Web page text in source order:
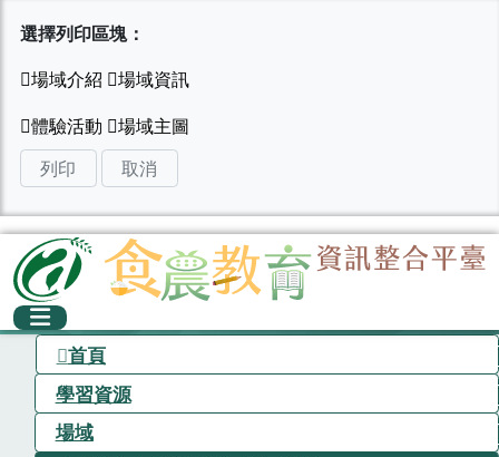
選擇列印區塊：
列印 取消
首頁
學習資源
場域